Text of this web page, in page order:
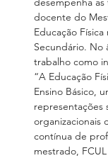
docente do
Educação Física
Secundário. No
trabalho como
“A Educação
Ensino Básico,
representações
organizacionais
contínua de
mestrado, FCUL